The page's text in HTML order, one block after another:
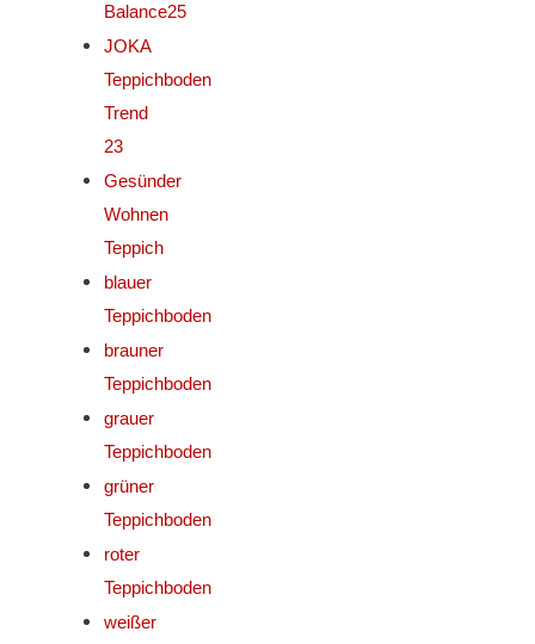
Balance25
JOKA
Teppichboden
Trend
23
Gesünder
Wohnen
Teppich
blauer
Teppichboden
brauner
Teppichboden
grauer
Teppichboden
grüner
Teppichboden
roter
Teppichboden
weißer